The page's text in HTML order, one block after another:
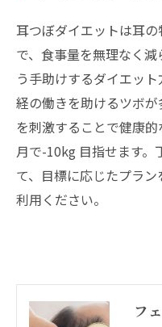
耳つぼダイエットは耳
で、食事量を無理なく
う手助けするダイエッ
経の働きを助けるツボ
を刺激することで健康
月で-10kg 目指せます。
て、目標に応じたプラ
利用ください。
フ